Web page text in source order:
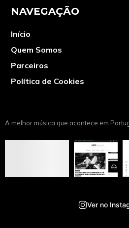
NAVEGAÇÃO
Início
Quem Somos
Parceiros
Política de Cookies
A melhor música que acontece em
Ver no